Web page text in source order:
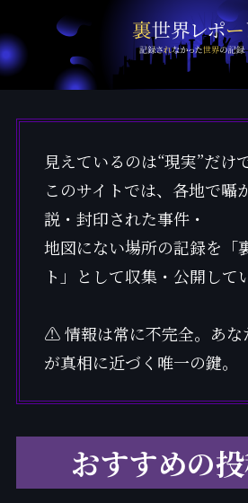
見えているのは“現実”だ
このサイトでは、各地で囁
説・封印された事件・
地図にない場所の記録を「
ト」として収集・公開して
⚠ 情報は常に不完全。あな
が真相に近づく唯一の鍵。
おすすめの